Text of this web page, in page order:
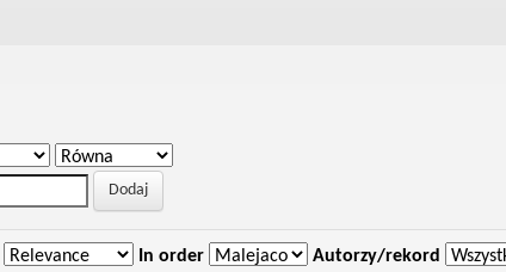
In order Autorzy/rekord